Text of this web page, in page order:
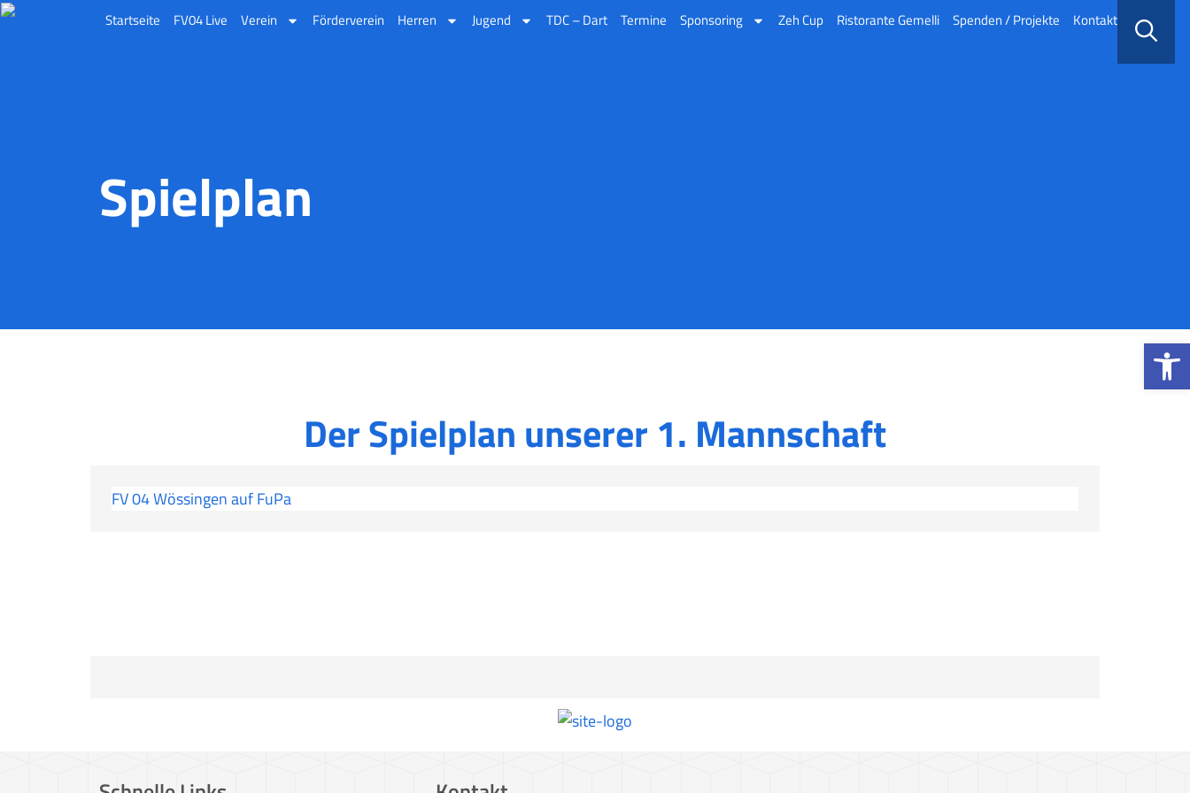
Startseite FV04 Live Verein Förderverein Herren Jugend TDC – Dart Termine Sponsoring Zeh Cup Ristorante Gemelli Spenden / Projekte Kontakt
Spielplan
Der Spielplan unserer 1. Mannschaft
FV 04 Wössingen auf FuPa